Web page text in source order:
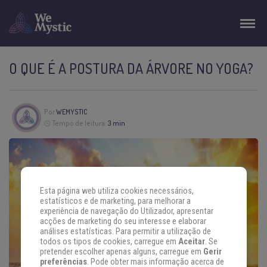
O QUE É A POSTURA DA ÁRVORE NO YOGA?
PorWEMYSTIC
Tempo de leitura: 3 min
Esta página web utiliza cookies necessários,
estatísticos e de marketing, para melhorar a
experiência de navegação do Utilizador, apresentar
acções de marketing do seu interesse e elaborar
análises estatísticas. Para permitir a utilização de
todos os tipos de cookies, carregue em Aceitar. Se
pretender escolher apenas alguns, carregue em Gerir
preferências. Pode obter mais informação acerca de